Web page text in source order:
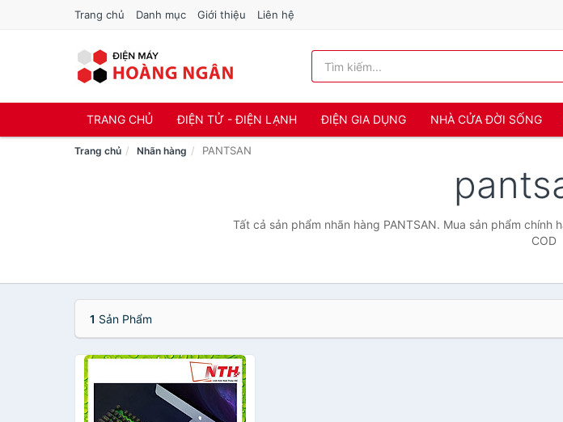
Trang chủ Danh mục Giới thiệu Liên hệ
TRANG CHỦ ĐIỆN TỬ - ĐIỆN LẠNH ĐIỆN GIA DỤNG NHÀ CỬA ĐỜI SỐNG
Trang chủ Nhãn hàng PANTSAN
Tất cả sản phẩm nhãn hàng PANTSAN. Mua sản phẩm
COD
1 Sản Phẩm